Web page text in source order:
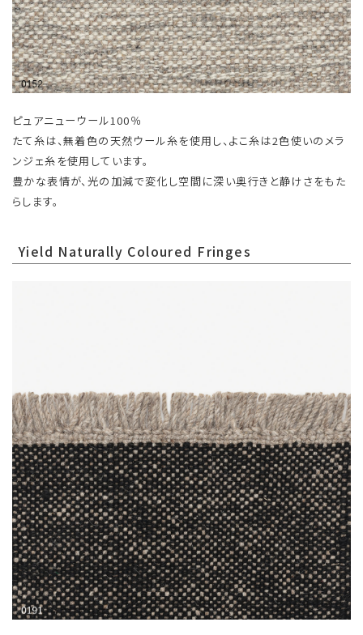
ピュアニューウール100％
たて糸は、無着色の天然ウール糸を使用し、よこ糸は2色使いのメラ
ンジェ糸を使用しています。
豊かな表情が、光の加減で変化し空間に深い奥行きと静けさをもた
らします。
Yield Naturally Coloured Fringes